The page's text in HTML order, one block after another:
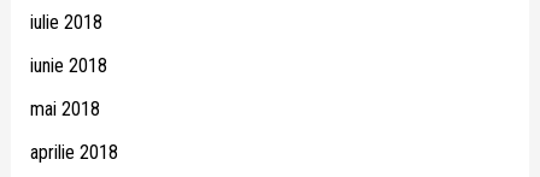
iulie 2018
iunie 2018
mai 2018
aprilie 2018